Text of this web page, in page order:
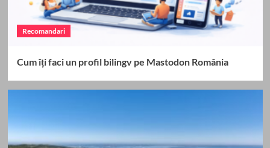
Recomandari
Cum îți faci un profil bilingv pe Mastodon România